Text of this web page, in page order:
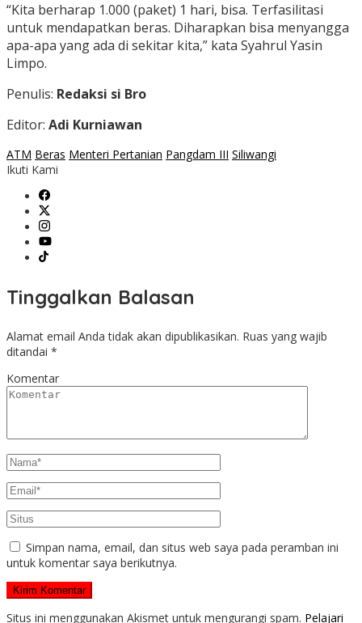
“Kita berharap 1.000 (paket) 1 hari, bisa. Terfasilitasi
untuk mendapatkan beras. Diharapkan bisa menyangga
apa-apa yang ada di sekitar kita,” kata Syahrul Yasin
Limpo.
Penulis: Redaksi si Bro
Editor: Adi Kurniawan
ATM Beras Menteri Pertanian Pangdam III Siliwangi
Ikuti Kami
Tinggalkan Balasan
Alamat email Anda tidak akan dipublikasikan. Ruas yang wajib
ditandai *
Komentar
Simpan nama, email, dan situs web saya pada peramban ini
untuk komentar saya berikutnya.
Situs ini menggunakan Akismet untuk mengurangi spam. Pelajari